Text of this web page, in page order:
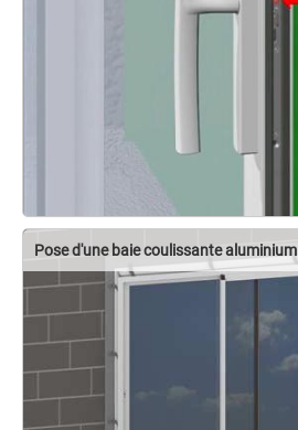
Pose d'une baie coulissante aluminium